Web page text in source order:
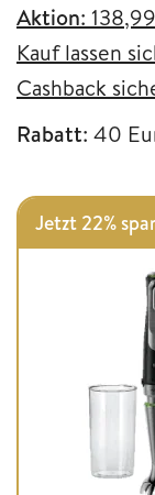
Aktion:
Kauf lassen
Cashback
Rabatt: 40
Jetzt 22%